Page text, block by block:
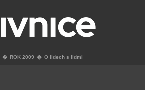
� ROK 2009 � O lidech s lidmi